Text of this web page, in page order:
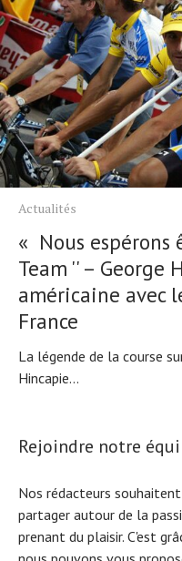
Actualités
« Nous espérons
Team '' – George
américaine avec
France
La légende de la course
Hincapie...
Rejoindre notre
Nos rédacteurs
partager autour de la
prenant du plaisir. C'est
Tous nos articles
À propos